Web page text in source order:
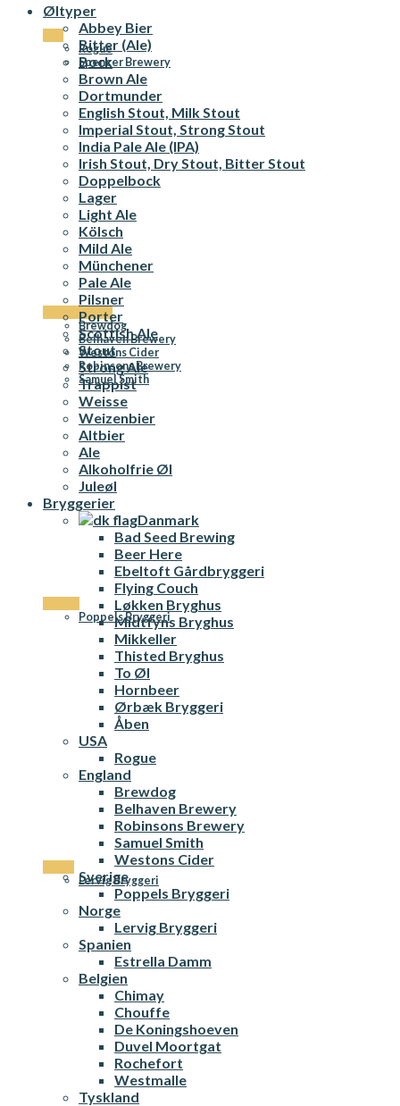
USA
Rogue
Spencer Brewery
Storbritannien
Brewdog
Belhaven Brewery
Westons Cider
Robinsons Brewery
Samuel Smith
Poppels Bryggeri
Lervig Bryggeri
Øltyper
Abbey Bier
Bitter (Ale)
Bock
Brown Ale
Dortmunder
English Stout, Milk Stout
Imperial Stout, Strong Stout
India Pale Ale (IPA)
Irish Stout, Dry Stout, Bitter Stout
Doppelbock
Lager
Light Ale
Kölsch
Mild Ale
Münchener
Pale Ale
Pilsner
Porter
Scottish Ale
Stout
Strong Ale
Trappist
Weisse
Weizenbier
Altbier
Ale
Alkoholfrie Øl
Juleøl
Bryggerier
Danmark
Bad Seed Brewing
Beer Here
Ebeltoft Gårdbryggeri
Flying Couch
Løkken Bryghus
Midtfyns Bryghus
Mikkeller
Thisted Bryghus
To Øl
Hornbeer
Ørbæk Bryggeri
Åben
USA
Rogue
England
Brewdog
Belhaven Brewery
Robinsons Brewery
Samuel Smith
Westons Cider
Sverige
Poppels Bryggeri
Norge
Lervig Bryggeri
Spanien
Estrella Damm
Belgien
Chimay
Chouffe
De Koningshoeven
Duvel Moortgat
Rochefort
Westmalle
Tyskland